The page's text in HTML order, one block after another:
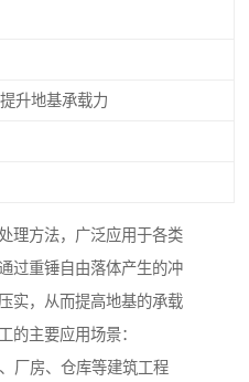
升地基承载力
理方法，广泛应用于各类
过重锤自由落体产生的冲
实，从而提高地基的承载
的主要应用场景：
厂房、仓库等建筑工程